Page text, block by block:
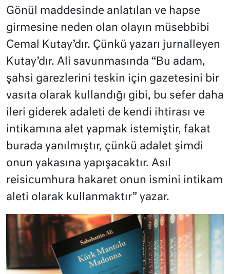
Gönül maddesinde anlatılan ve hapse
girmesine neden olan olayın müsebbibi
Cemal Kutay’dır. Çünkü yazarı jurnalleyen
Kutay’dır. Ali savunmasında “Bu adam,
şahsi garezlerini teskin için gazetesini bir
vasıta olarak kullandığı gibi, bu sefer daha
ileri giderek adaleti de kendi ihtirası ve
intikamına alet yapmak istemiştir, fakat
burada yanılmıştır, çünkü adalet şimdi
onun yakasına yapışacaktır. Asıl
reisicumhura hakaret onun ismini intikam
aleti olarak kullanmaktır” yazar.